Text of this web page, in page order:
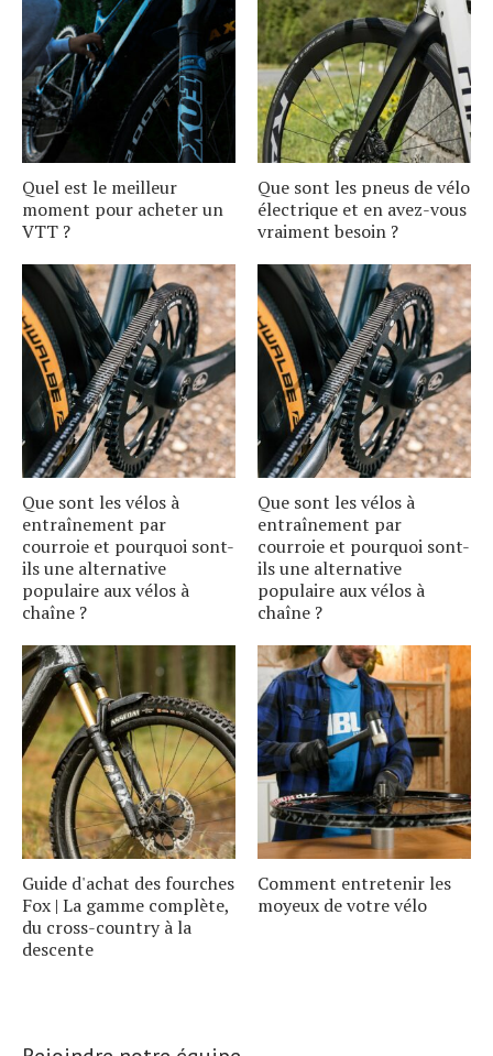
Quel est le meilleur
moment pour acheter un
VTT ?
Que sont les pneus de vélo
électrique et en avez-vous
vraiment besoin ?
Que sont les vélos à
entraînement par
courroie et pourquoi sont-
ils une alternative
populaire aux vélos à
chaîne ?
Que sont les vélos à
entraînement par
courroie et pourquoi sont-
ils une alternative
populaire aux vélos à
chaîne ?
Guide d'achat des fourches
Fox | La gamme complète,
du cross-country à la
descente
Comment entretenir les
moyeux de votre vélo